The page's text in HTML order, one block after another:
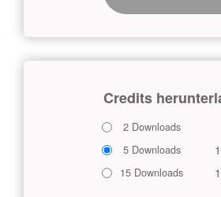
Credits
2 Downloads
5 Downloads
15 Downloads